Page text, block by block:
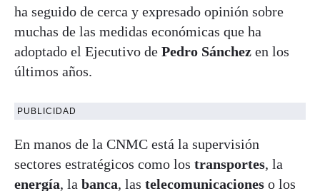
ha seguido de cerca y expresado opinión sobre
muchas de las medidas económicas que ha
adoptado el Ejecutivo de Pedro Sánchez en los
últimos años.
PUBLICIDAD
En manos de la CNMC está la supervisión
sectores estratégicos como los transportes, la
energía, la banca, las telecomunicaciones o los